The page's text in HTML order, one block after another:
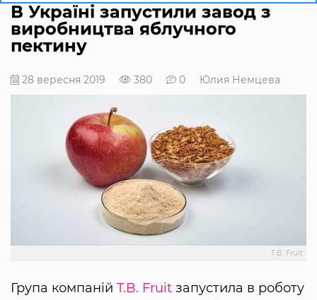
В Україні запустили завод з
виробництва яблучного
пектину
28 вересня 2019 380 0 Юлия Немцева
T.B. Fruit
Група компаній T.B. Fruit запустила в роботу